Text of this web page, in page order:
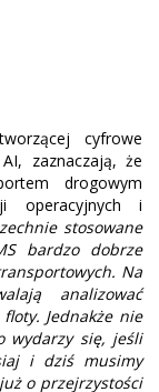
cyfrowe
zaznaczają, że
drogowym
operacyjnych i
stosowane
bardzo dobrze
Na
analizować
Jednakże nie
wydarzy się, jeśli
i dziś musimy
o przejrzystości